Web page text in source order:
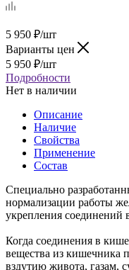
5 950 ₽/шт
Варианты цен
5 950 ₽/шт
Подробности
Нет в наличии
Описание
Наличие
Свойства
Применение
Состав
Специально
нормализации работы
укрепления соединений
Когда соединения в
вещества из кишечника
вздутию живота, газам,